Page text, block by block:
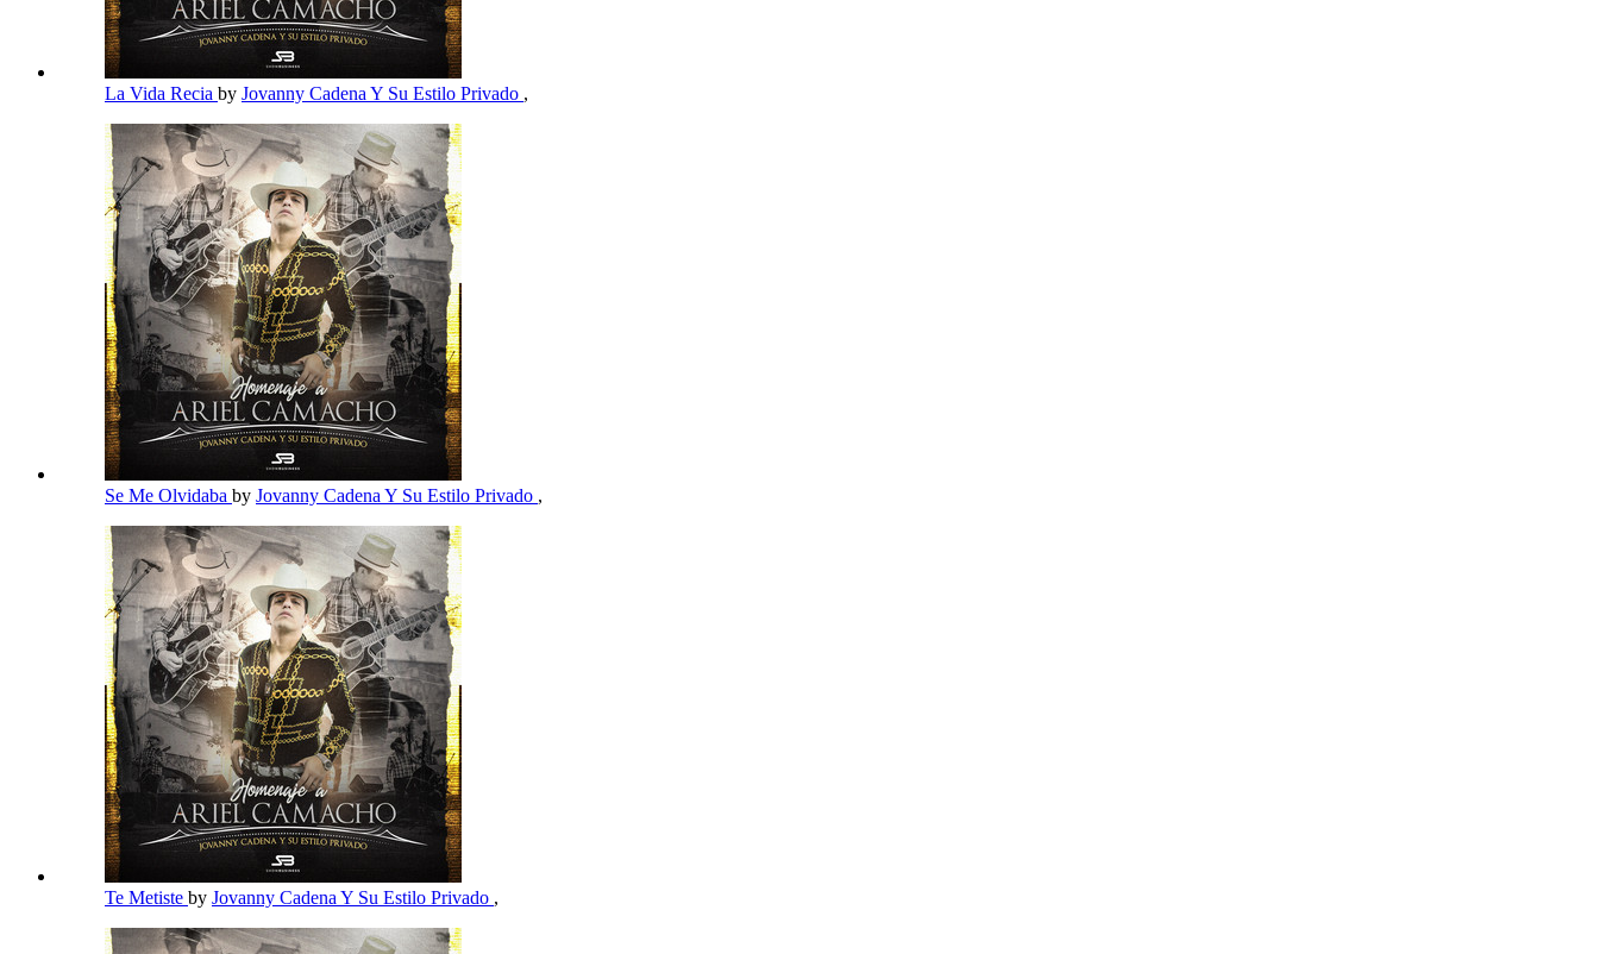
La Vida Recia by Jovanny Cadena Y Su Estilo Privado ,
Se Me Olvidaba by Jovanny Cadena Y Su Estilo Privado ,
Te Metiste by Jovanny Cadena Y Su Estilo Privado ,